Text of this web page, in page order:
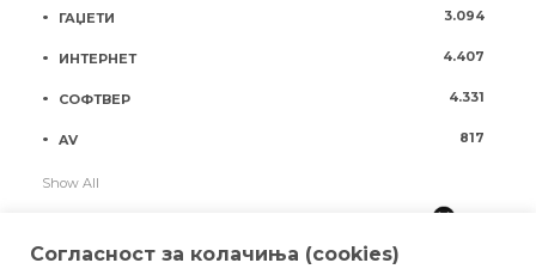
ГАЏЕТИ 3.094
ИНТЕРНЕТ 4.407
СОФТВЕР 4.331
AV 817
Show All
Согласност за колачиња (cookies)